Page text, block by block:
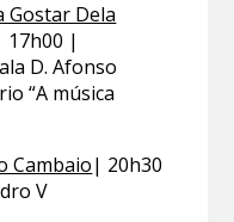
Gostar Dela
17h00 |
D. Afonso
“A música
Cambaio| 20h30
V